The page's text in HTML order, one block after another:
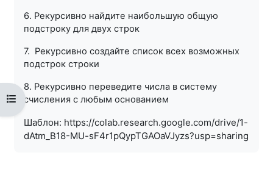
Открыть оглавление курса
6. Рекурсивно найдите наибольшую общую
подстроку для двух строк
7. Рекурсивно создайте список всех возможных
подстрок строки
8. Рекурсивно переведите числа в систему
счисления с любым основанием
Шаблон: https://colab.research.google.com/drive/1-
dAtm_B18-MU-sF4r1pQypTGAOaVJyzs?usp=sharing